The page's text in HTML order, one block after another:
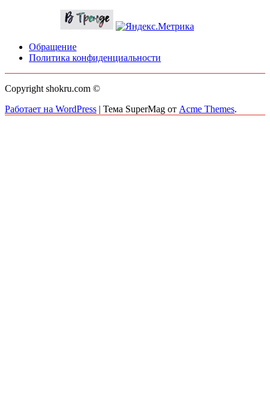
Обращение
Политика конфиденциальности
Copyright shokru.com ©
Работает на WordPress | Тема SuperMag от Acme Themes.